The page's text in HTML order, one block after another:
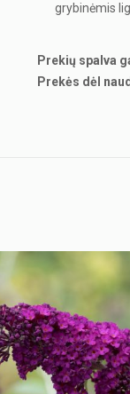
grybinėmis
Prekių spalva
Prekės dėl